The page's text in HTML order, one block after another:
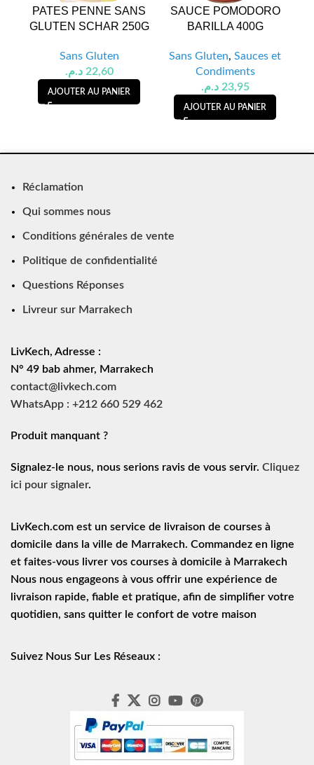
PATES PENNE SANS
GLUTEN SCHAR 250G
Sans Gluten
22,60 د.م.
AJOUTER AU PANIER
SAUCE POMODORO
BARILLA 400G
Sans Gluten, Sauces et
Condiments
23,95 د.م.
AJOUTER AU PANIER
Réclamation
Qui sommes nous
Conditions générales de vente
Politique de confidentialité
Questions Réponses
Livreur sur Marrakech
LivKech, Adresse :
N° 49 bab ahmer, Marrakech
contact@livkech.com
WhatsApp : +212 660 529 462
Produit manquant ?
Signalez-le nous, nous serions ravis de vous servir. Cliquez
ici pour signaler.
LivKech.com est un service de
livraison de courses à
domicile dans la ville de Marrakech. Commandez en ligne
et faites-vous livrer vos courses à domicile à Marrakech
Nous nous engageons à vous offrir une expérience de
livraison rapide, fiable et pratique, afin de simplifier votre
quotidien, sans quitter le confort de votre maison
Suivez Nous Sur Les Réseaux :